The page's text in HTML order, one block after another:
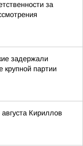
за
задержали
крупной партии
Кириллов